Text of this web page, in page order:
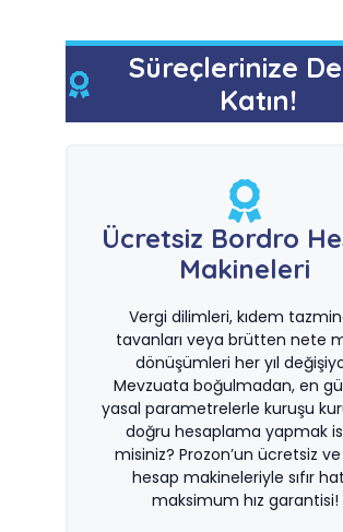
Süreçlerinize
Katın!
Ücretsiz Bordro
Makineleri
Vergi dilimleri, kıdem
tavanları veya brütten nete
dönüşümleri her yıl
Mevzuata boğulmadan, en
yasal parametrelerle kuruşu
doğru hesaplama yapmak
misiniz? Prozon’un ücretsiz ve
hesap makineleriyle sıfır
maksimum hız garantisi!